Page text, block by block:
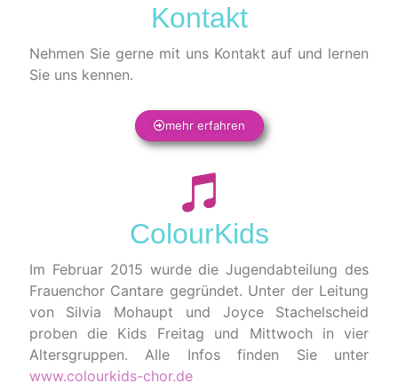
Kontakt
Nehmen Sie gerne mit uns Kontakt auf und lernen
Sie uns kennen.
mehr erfahren
ColourKids
Im Februar 2015 wurde die Jugendabteilung des
Frauenchor Cantare gegründet. Unter der Leitung
von Silvia Mohaupt und Joyce Stachelscheid
proben die Kids Freitag und Mittwoch in vier
Altersgruppen. Alle Infos finden Sie unter
www.colourkids-chor.de